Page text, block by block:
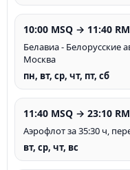
10:00 MSQ → 11:40
Белавиа - Белорусские
Москва
пн, вт, ср, чт, пт, сб
11:40 MSQ → 23:10
Аэрофлот за 35:30 ч,
вт, ср, чт, вс